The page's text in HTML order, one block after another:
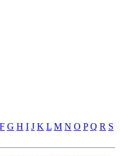
F G H I J K L M N O P Q R S